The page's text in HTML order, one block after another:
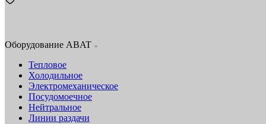
Оборудование ABAT
Тепловое
Холодильное
Электромеханическое
Посудомоечное
Нейтральное
Линии раздачи